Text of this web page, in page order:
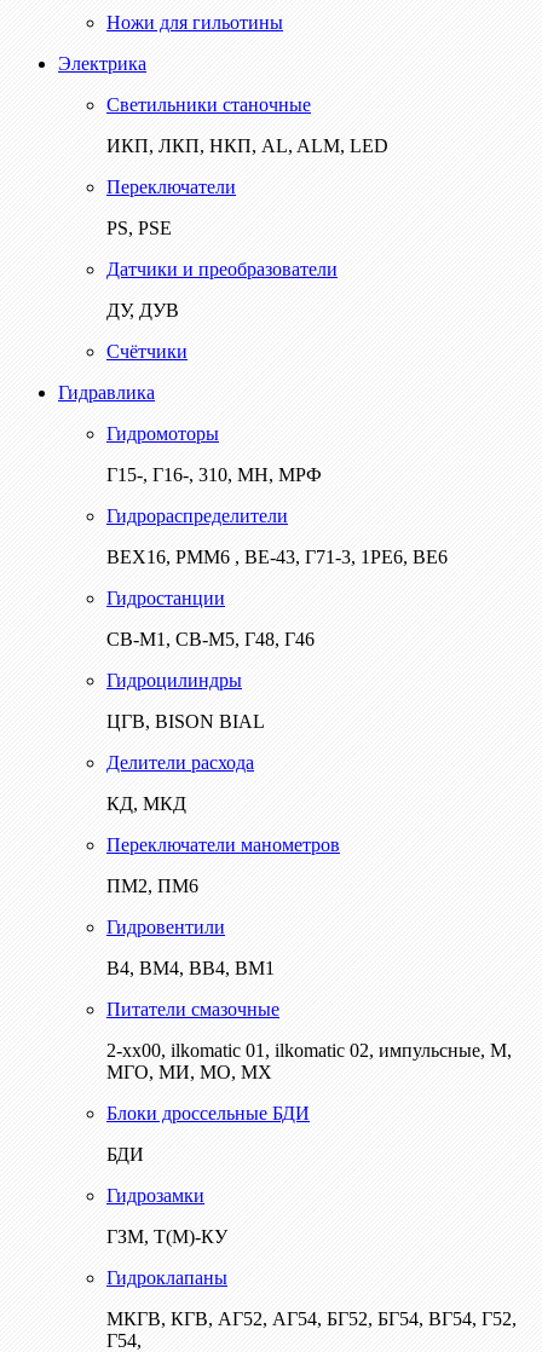
Ножи для гильотины
Электрика
Светильники станочные
ИКП, ЛКП, НКП, AL, ALM, LED
Переключатели
PS, PSE
Датчики и преобразователи
ДУ, ДУВ
Счётчики
Гидравлика
Гидромоторы
Г15-, Г16-, 310, МН, МРФ
Гидрораспределители
ВЕХ16, РММ6 , ВЕ-43, Г71-3, 1РЕ6, ВЕ6
Гидростанции
СВ-М1, СВ-М5, Г48, Г46
Гидроцилиндры
ЦГВ, BISON BIAL
Делители расхода
КД, МКД
Переключатели манометров
ПМ2, ПМ6
Гидровентили
В4, ВМ4, ВВ4, ВМ1
Питатели смазочные
2-хх00, ilkomatic 01, ilkomatic 02, импульсные, М,
МГО, МИ, МО, МХ
Блоки дроссельные БДИ
БДИ
Гидрозамки
ГЗМ, Т(М)-КУ
Гидроклапаны
МКГВ, КГВ, АГ52, АГ54, БГ52, БГ54, ВГ54, Г52,
Г54,